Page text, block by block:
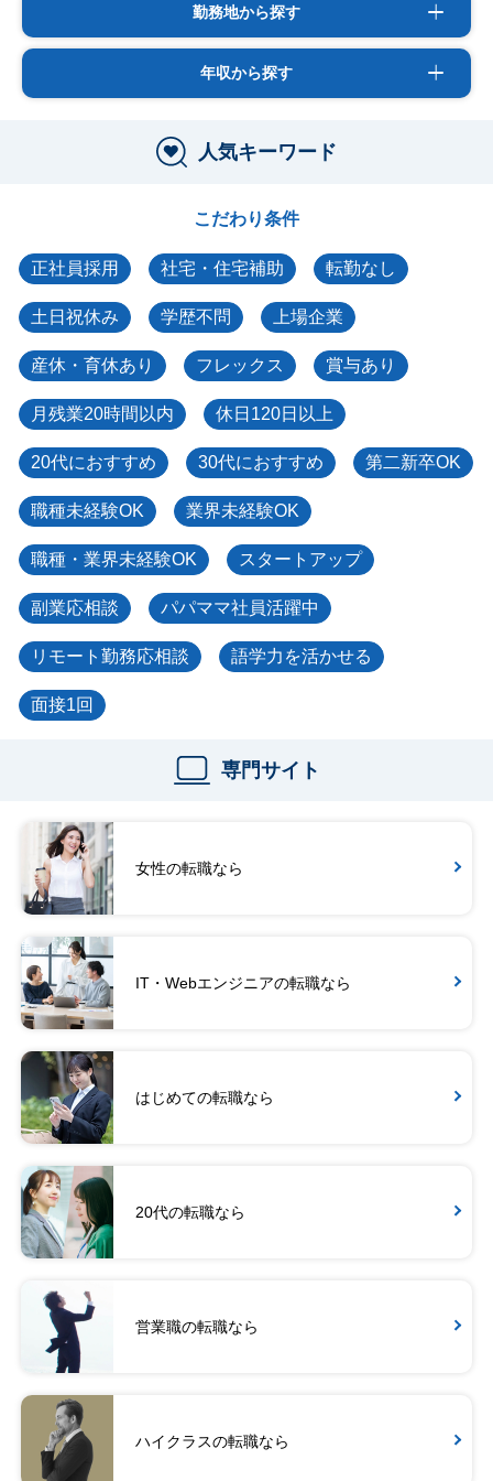
勤務地から探す
年収から探す
人気キーワード
こだわり条件
正社員採用 社宅・住宅補助 転勤なし
土日祝休み 学歴不問 上場企業
産休・育休あり フレックス 賞与あり
月残業20時間以内 休日120日以上
20代におすすめ 30代におすすめ 第二新卒OK
職種未経験OK 業界未経験OK
職種・業界未経験OK スタートアップ
副業応相談 パパママ社員活躍中
リモート勤務応相談 語学力を活かせる
面接1回
専門サイト
女性の転職なら
IT・Webエンジニアの転職なら
はじめての転職なら
20代の転職なら
営業職の転職なら
ハイクラスの転職なら